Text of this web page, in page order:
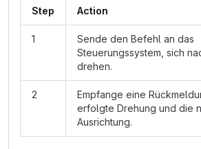
Step Action
1
Sende den Befehl an das
Steuerungssystem, sich
drehen.
2
Empfange eine
erfolgte Drehung und die
Ausrichtung.